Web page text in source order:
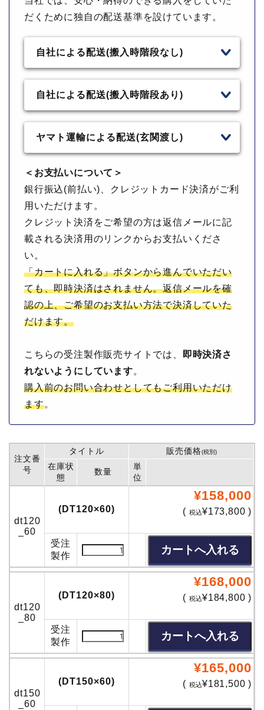
だくために独自の配送基準を設けています。
自社による配送(搬入時階段なし)
自社による配送(搬入時階段あり)
ヤマト運輸による配送(玄関渡し)
＜お支払いについて＞
銀行振込(前払い)、クレジットカード決済がご利
用いただけます。
クレジット決済をご希望の方は返信メールに記
載される決済用のリンクからお支払いくださ
い。
「カートに入れる」ボタンから進んでいただい
ても、即時決済はされません。返信メールを確
認の上、ご希望のお支払い方法で決済していた
だけます。
こちらの受注製作販売サイトでは、 即時決済さ
れないようにしています。
購入前のお問い合わせとしてもご利用いただけ
ます。
注文番
号
タイトル 販売価格(税別)
在庫状
態
数量
単
位
dt120
_60
(DT120×60)
¥158,000
( 税込¥173,800 )
受注
製作
dt120
_80
(DT120×80)
¥168,000
( 税込¥184,800 )
受注
製作
dt150
_60
(DT150×60)
¥165,000
( 税込¥181,500 )